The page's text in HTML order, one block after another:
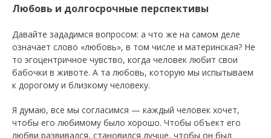
Любовь и долгосрочные перспективы
Давайте зададимся вопросом: а что же на самом деле
означает слово «любовь», в том числе и материнская? Не
то эгоцентричное чувство, когда человек любит свои
бабочки в животе. А та любовь, которую мы испытываем
к дорогому и близкому человеку.
Я думаю, все мы согласимся — каждый человек хочет,
чтобы его любимому было хорошо. Чтобы объект его
любви развивался, становился лучше, чтобы он был